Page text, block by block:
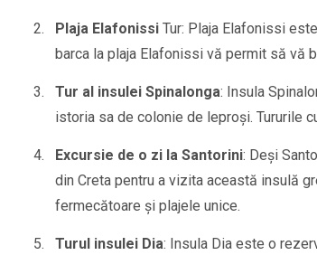
Plaja Elafonissi Tur: Plaja Elafonissi
barca la plaja Elafonissi vă permit să vă
Tur al insulei Spinalonga: Insula
istoria sa de colonie de leproși. Tururile
Excursie de o zi la Santorini: Deși
din Creta pentru a vizita această insulă
fermecătoare și plajele unice.
Turul insulei Dia: Insula Dia este o